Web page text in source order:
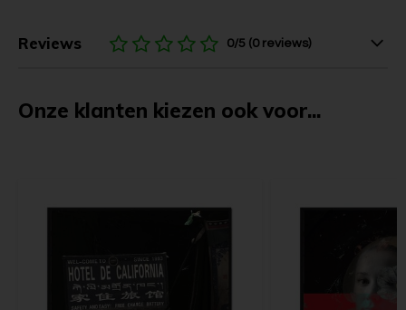
Reviews 0/5 (0 reviews)
Onze klanten kiezen ook voor...